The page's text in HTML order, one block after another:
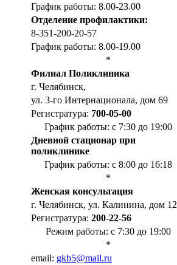
График работы: 8.00-23.00
Отделение профилактики:
8-351-200-20-57
График работы: 8.00-19.00
*
Филиал Поликлиника
г. Челябинск,
ул. 3-го Интернационала, дом 69
Регистратура: 700-05-00
График работы: с 7:30 до 19:00
Дневной стационар при
поликлинике
График работы: с 8:00 до 16:18
*
Женская консультация
г. Челябинск, ул. Калинина, дом 12
Регистратура: 200-22-56
Режим работы: с 7:30 до 19:00
*
email: gkb5@mail.ru